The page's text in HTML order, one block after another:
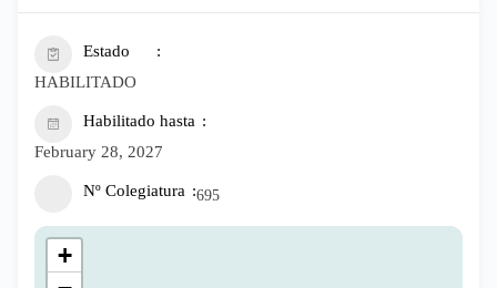
Estado
HABILITADO
Habilitado hasta
February 28, 2027
Nº Colegiatura 695
+